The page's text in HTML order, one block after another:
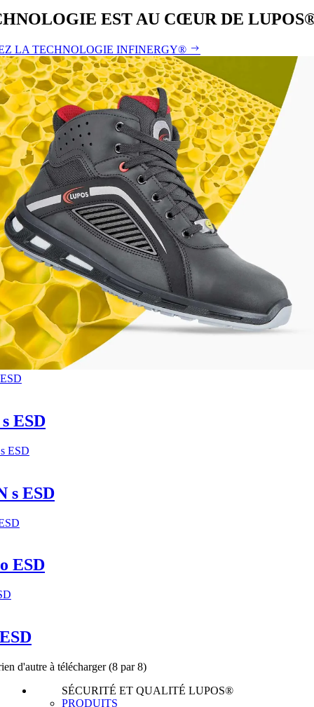
EST AU CŒUR DE
LA TECHNOLOGIE INFINERGY®
ESD
s ESD
ESD
d'autre à télécharger(8 par 8)
SÉCURITÉ ET QUALITÉ LUPOS®
PRODUITS